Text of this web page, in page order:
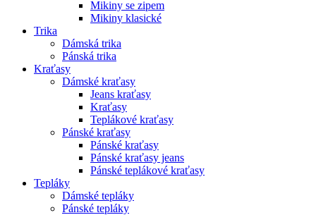
Mikiny se zipem
Mikiny klasické
Trika
Dámská trika
Pánská trika
Kraťasy
Dámské kraťasy
Jeans kraťasy
Kraťasy
Teplákové kraťasy
Pánské kraťasy
Pánské kraťasy
Pánské kraťasy jeans
Pánské teplákové kraťasy
Tepláky
Dámské tepláky
Pánské tepláky